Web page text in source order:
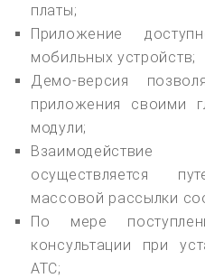
платы;
Приложение
мобильных устройств;
Демо-версия
приложения своими
модули;
осуществляется
массовой рассылки
По мере
консультации при
АТС;